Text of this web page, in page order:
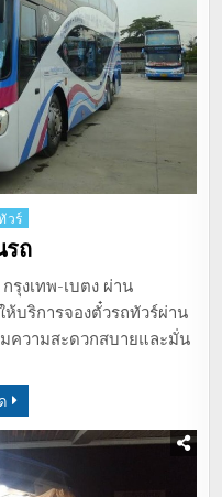
วร์
รถ
รุงเทพ-เบตง ผ่าน
บริการจองตั๋วรถทัวร์ผ่าน
ความสะดวกสบายและมั่น